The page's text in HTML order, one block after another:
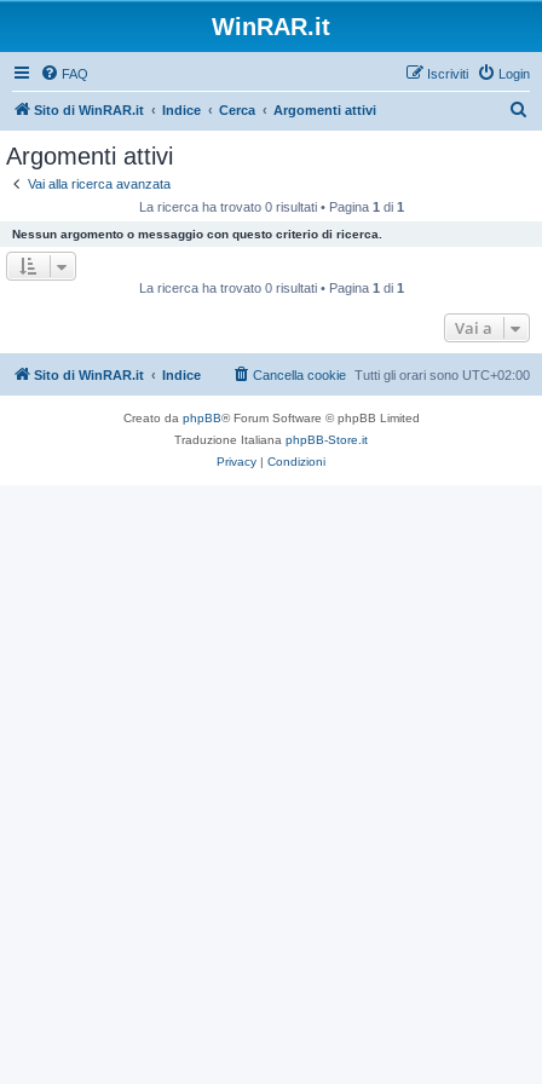
WinRAR.it
FAQ Login
Iscriviti
Sito di WinRAR.it Indice Cerca Argomenti attivi
Argomenti attivi
Vai alla ricerca avanzata
La ricerca ha trovato 0 risultati • Pagina 1 di 1
Nessun argomento o messaggio con questo criterio di ricerca.
La ricerca ha trovato 0 risultati • Pagina 1 di 1
Vai a
Sito di WinRAR.it Indice Tutti gli orari sono UTC+02:00
Cancella cookie
Creato da phpBB® Forum Software © phpBB Limited
Traduzione Italiana phpBB-Store.it
Privacy | Condizioni